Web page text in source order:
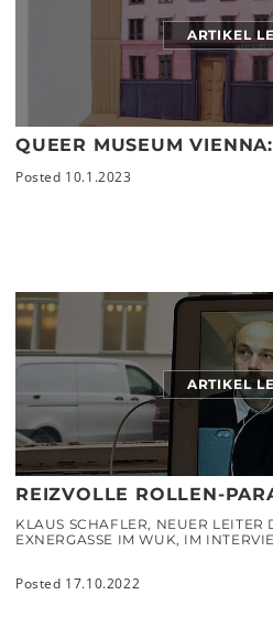
ARTIKEL
QUEER MUSEUM
Posted 10.1.2023
ARTIKEL
REIZVOLLE ROLLEN-
KLAUS SCHAFLER, NEUER LEITER
EXNERGASSE IM WUK, IM
Posted 17.10.2022